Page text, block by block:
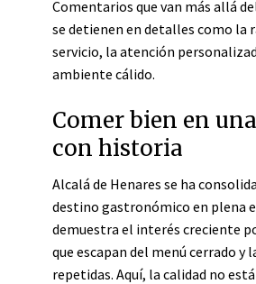
Comentarios que van más allá
se detienen en detalles como la
servicio, la atención
ambiente cálido.
Comer bien en
con historia
Alcalá de Henares se ha
destino gastronómico en plena
demuestra el interés creciente
que escapan del menú cerrado y
repetidas. Aquí, la calidad no